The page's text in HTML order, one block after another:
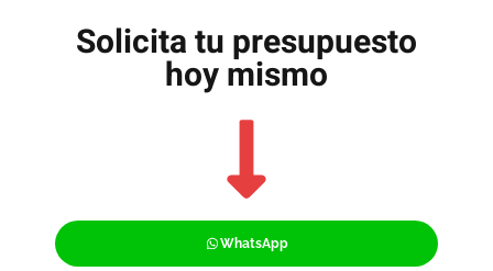
Solicita tu presupuesto
hoy mismo
WhatsApp